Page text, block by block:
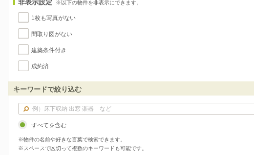
非表示設定 ※以下の物件を非表示にできます。
1枚も写真がない
間取り図がない
建築条件付き
成約済
キーワードで絞り込む
すべてを含む
※物件の名前や好きな言葉で検索できます。
※スペースで区切って複数のキーワードも可能です。